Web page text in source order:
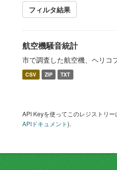
フィルタ結果
航空機騒音統計
市で調査した航空機、ヘリコ
CSV ZIP TXT
API Keyを使ってこのレジストリ
APIドキュメント).